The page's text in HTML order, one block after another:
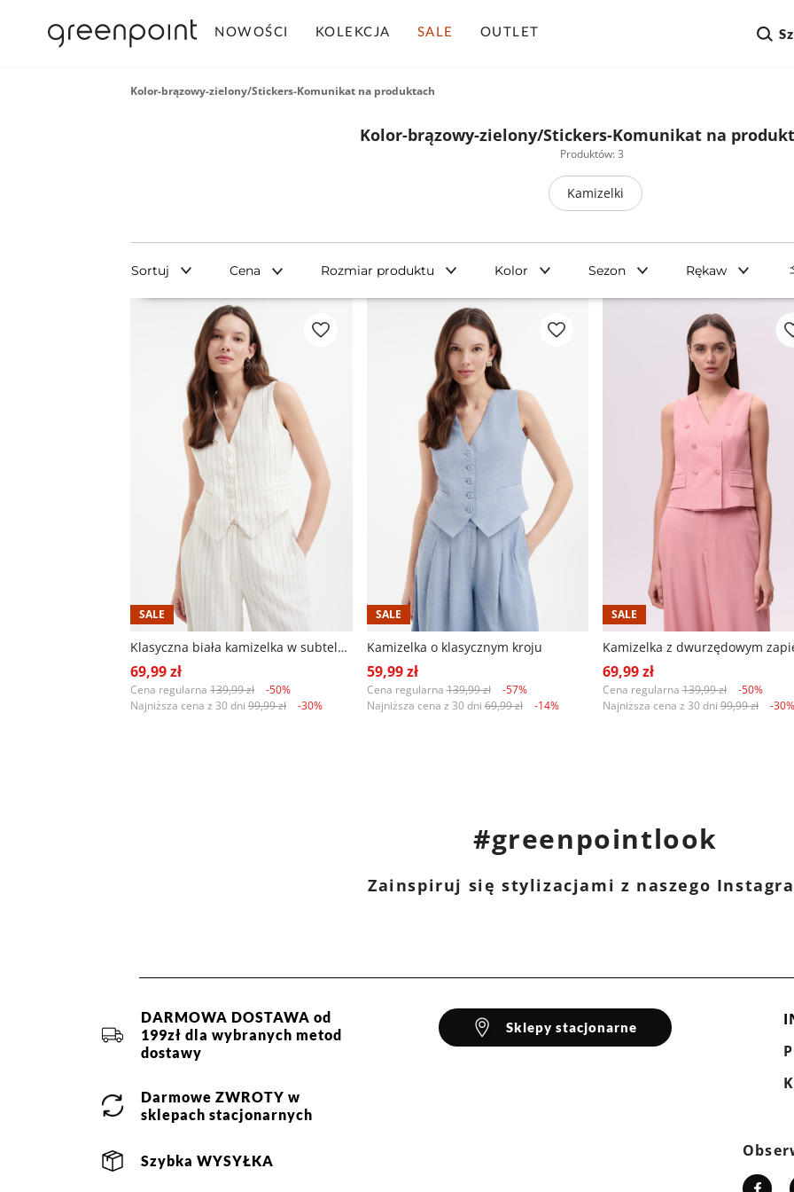
NOWOŚCI KOLEKCJA SALE OUTLET
Kolor-brązowy-zielony/Stickers-Komunikat na produktach
Kolor-brązowy-zielony/Stickers-Komunikat na
Produktów: 3
Kamizelki
Sortuj Cena Rozmiar produktu Kolor Sezon Rękaw
SALE
Klasyczna biała kamizelka w subtelne paski
69,99 zł
Cena regularna 139,99 zł
-50%
Najniższa cena z 30 dni 99,99 zł -30%
SALE
Kamizelka o klasycznym kroju
59,99 zł
Cena regularna139,99 zł
-57%
Najniższa cena z 30 dni69,99 zł -14%
SALE
69,99 zł
Cena regularna 139,99 zł
-50%
Najniższa cena z 30 dni 99,99 zł -30%
#greenpointlook
Zainspiruj się stylizacjami z naszego
DARMOWA DOSTAWA od
199zł dla wybranych metod
dostawy
Darmowe ZWROTY w
sklepach stacjonarnych
Szybka WYSYŁKA
Sklepy stacjonarne